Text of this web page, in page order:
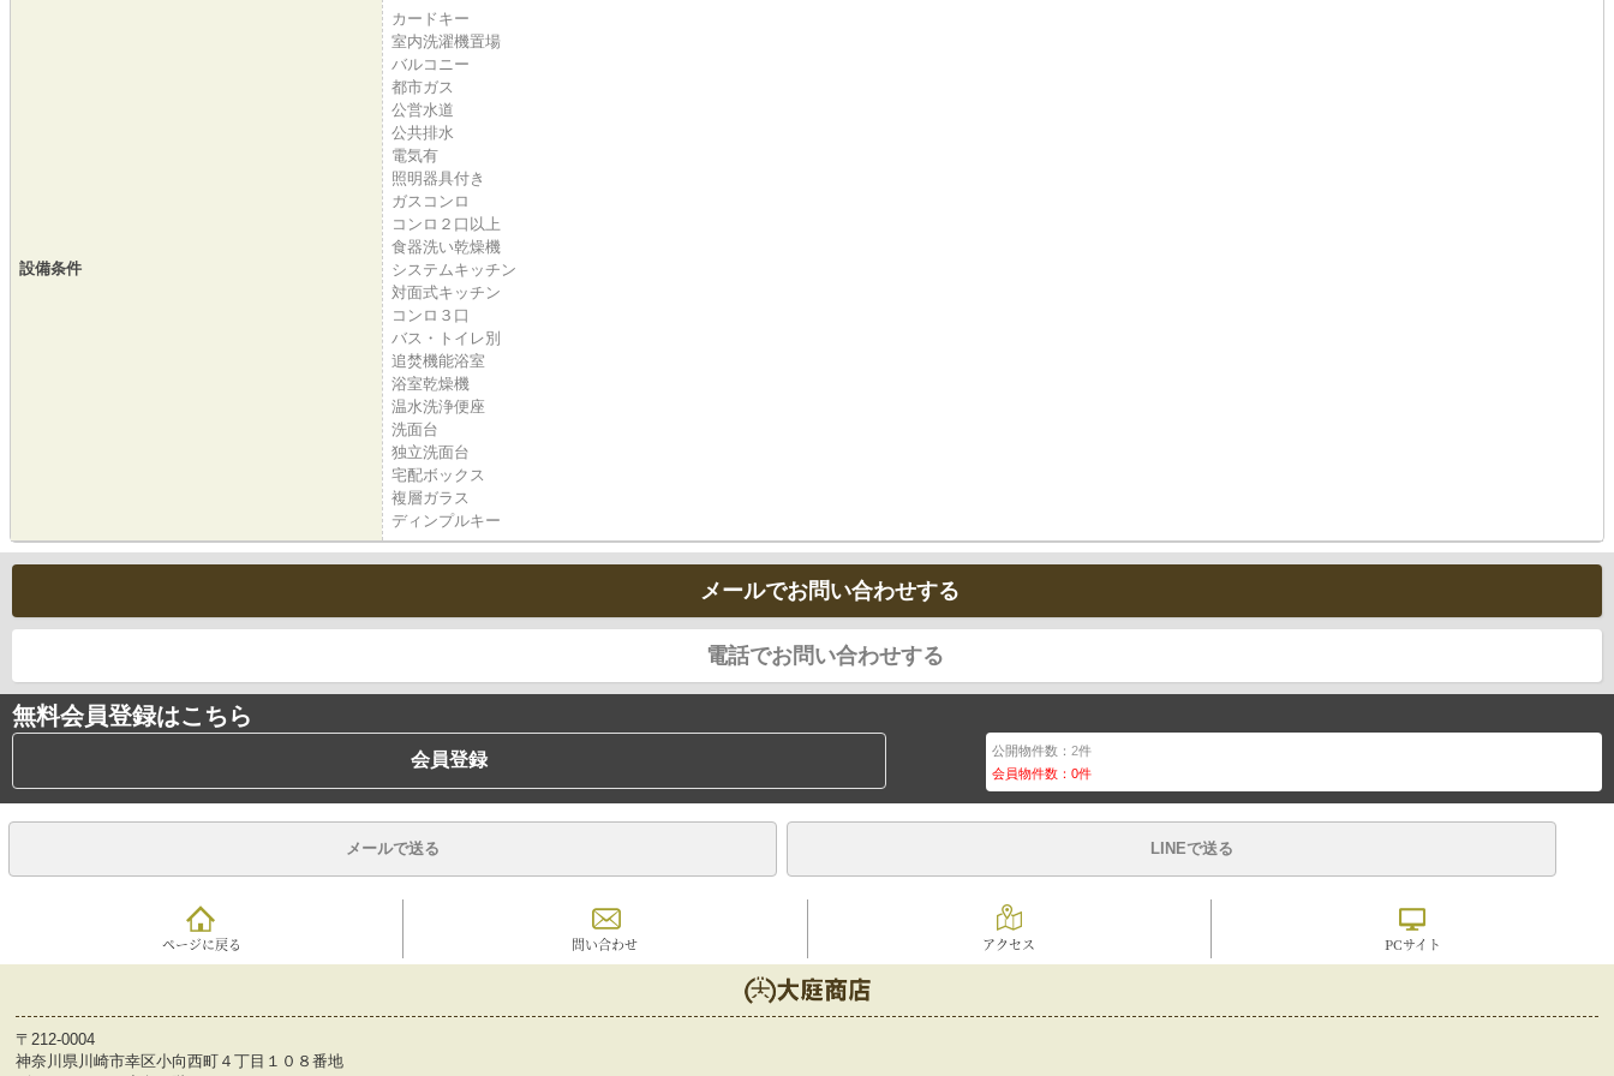
設備条件
カードキー
室内洗濯機置場
バルコニー
都市ガス
公営水道
公共排水
電気有
照明器具付き
ガスコンロ
コンロ２口以上
食器洗い乾燥機
システムキッチン
対面式キッチン
コンロ３口
バス・トイレ別
追焚機能浴室
浴室乾燥機
温水洗浄便座
洗面台
独立洗面台
宅配ボックス
複層ガラス
ディンプルキー
メールでお問い合わせする
電話でお問い合わせする
無料会員登録はこちら
会員登録 公開物件数： 2件
会員物件数： 0件
メールで送る LINEで送る
ページに戻る 問い合わせ アクセス PCサイト
〒212-0004
神奈川県川崎市幸区小向西町４丁目１０８番地